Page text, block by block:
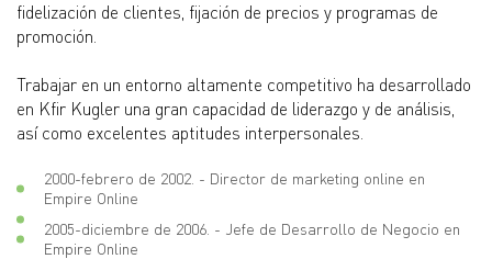
fidelización de clientes, fijación de precios y programas de
promoción.
Trabajar en un entorno altamente competitivo ha desarrollado
en Kfir Kugler una gran capacidad de liderazgo y de análisis,
así como excelentes aptitudes interpersonales.
2000-febrero de 2002. - Director de marketing online en
Empire Online
2005-diciembre de 2006. - Jefe de Desarrollo de Negocio en
Empire Online